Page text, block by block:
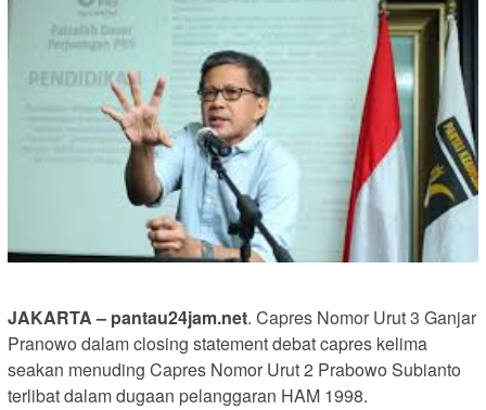
JAKARTA – pantau24jam.net. Capres Nomor Urut 3 Ganjar
Pranowo dalam closing statement debat capres kelima
seakan menuding Capres Nomor Urut 2 Prabowo Subianto
terlibat dalam dugaan pelanggaran HAM 1998.